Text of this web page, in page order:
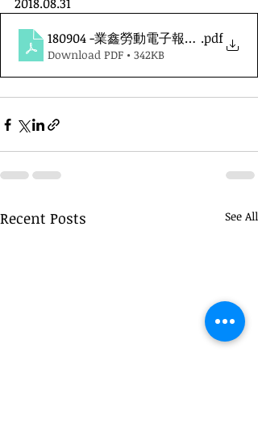
180904 -業鑫勞動電子報第二十期
.pdf
Download PDF • 342KB
Recent Posts See All